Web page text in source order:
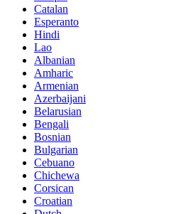
Catalan
Esperanto
Hindi
Lao
Albanian
Amharic
Armenian
Azerbaijani
Belarusian
Bengali
Bosnian
Bulgarian
Cebuano
Chichewa
Corsican
Croatian